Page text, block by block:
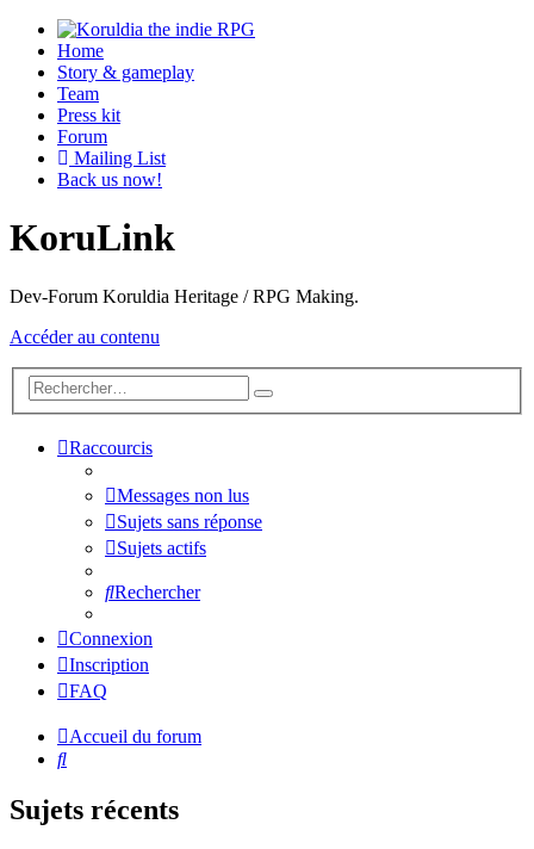
Home
Story & gameplay
Team
Press kit
Forum
Mailing List
Back us now!
KoruLink
Dev-Forum Koruldia Heritage / RPG Making.
Accéder au contenu
Raccourcis
Messages non lus
Sujets sans réponse
Sujets actifs
Rechercher
Connexion
Inscription
FAQ
Accueil du forum
Rechercher
Sujets récents